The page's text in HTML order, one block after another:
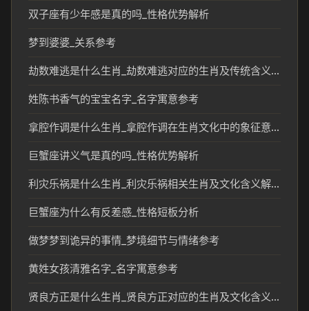
双子座有少年感是真的吗_性格优势解析
梦到婆婆_关系参考
劫数难逃是什么生肖_劫数难逃对应的生肖及传统含义解析
姓陈书香气的宝宝名字_名字寓意参考
拿腔作调是什么生肖_拿腔作调在生肖文化中的象征意义
巨蟹座讲义气是真的吗_性格优势解析
利灾乐祸是什么生肖_利灾乐祸相关生肖及文化含义解析
巨蟹座为什么有反差感_性格短板分析
做梦梦到诡异的事情_梦境细节与情绪参考
黄姓女孩清雅名字_名字寓意参考
贤良方正是什么生肖_贤良方正对应的生肖及文化含义解析